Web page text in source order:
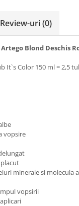
Review-uri(0)
Blond Deschis
It`s Color 150 ml = 2,5
vopsire
minerale si molecula
vopsirii